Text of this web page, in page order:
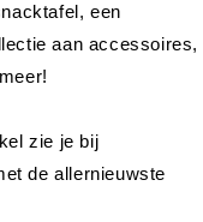
een
aan accessoires,
zie je bij
de allernieuwste